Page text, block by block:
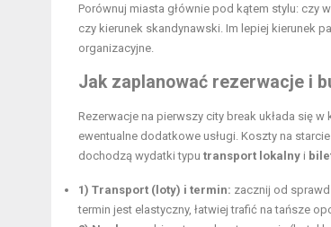
Porównuj miasta głównie pod kątem stylu: czy
czy kierunek skandynawski. Im lepiej kierunek
organizacyjne.
Jak zaplanować rezerwacje i
Rezerwacje na pierwszy city break układa się
ewentualne dodatkowe usługi. Koszty na
dochodzą wydatki typu transport lokalny i
1) Transport (loty) i termin: zacznij od
termin jest elastyczny, łatwiej trafić na tańsze